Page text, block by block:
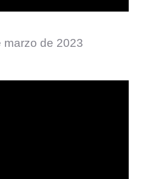
marzo de 2023